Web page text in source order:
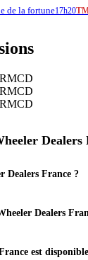
de la fortune17h20
RMCD
RMCD
RMCD
Dealers
Dealers France ?
Dealers
est